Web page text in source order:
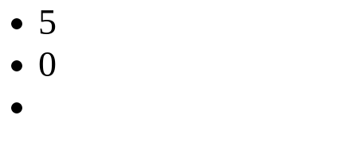
5
0